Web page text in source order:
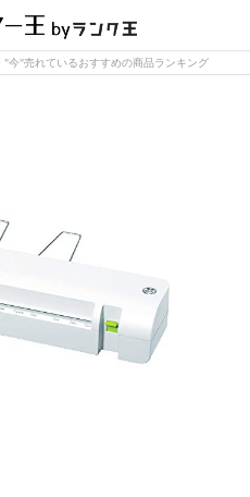
"今"売れているおすすめの商品ランキング